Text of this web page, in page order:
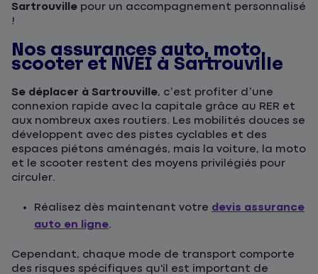
Sartrouville pour un accompagnement personnalisé
!
Nos assurances auto, moto,
scooter et NVEI à Sartrouville
Se déplacer à Sartrouville, c’est profiter d’une
connexion rapide avec la capitale grâce au RER et
aux nombreux axes routiers. Les mobilités douces se
développent avec des pistes cyclables et des
espaces piétons aménagés, mais la voiture, la moto
et le scooter restent des moyens privilégiés pour
circuler.
Réalisez dès maintenant votre devis assurance
auto en ligne.
Cependant, chaque mode de transport comporte
des risques spécifiques qu'il est important de